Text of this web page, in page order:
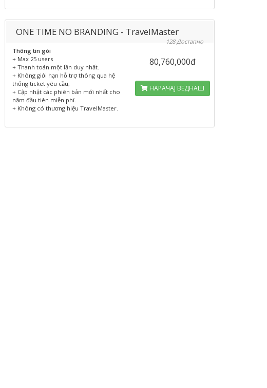
ONE TIME NO BRANDING - TravelMaster
128 Достапно
Thông tin gói
+ Max 25 users
+ Thanh toán một lần duy nhất.
+ Không giới hạn hỗ trợ thông qua hệ
thống ticket yêu cầu,
+ Cập nhật các phiên bản mới nhất cho
năm đầu tiên miễn phí.
+ Không có thương hiệu TravelMaster.
80,760,000đ
НАРАЧАЈ ВЕДНАШ